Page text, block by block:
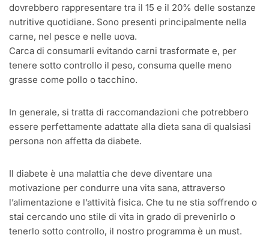
dovrebbero rappresentare tra il 15 e il 20% delle sostanze
nutritive quotidiane. Sono presenti principalmente nella
carne, nel pesce e nelle uova.
Carca di consumarli evitando carni trasformate e, per
tenere sotto controllo il peso, consuma quelle meno
grasse come pollo o tacchino.
In generale, si tratta di raccomandazioni che potrebbero
essere perfettamente adattate alla dieta sana di qualsiasi
persona non affetta da diabete.
Il diabete è una malattia che deve diventare una
motivazione per condurre una vita sana, attraverso
l’alimentazione e l’attività fisica. Che tu ne stia soffrendo o
stai cercando uno stile di vita in grado di prevenirlo o
tenerlo sotto controllo, il nostro programma è un must.